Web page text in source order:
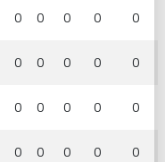
0 0 0 0 0
0 0 0 0 0
0 0 0 0 0
0 0 0 0 0